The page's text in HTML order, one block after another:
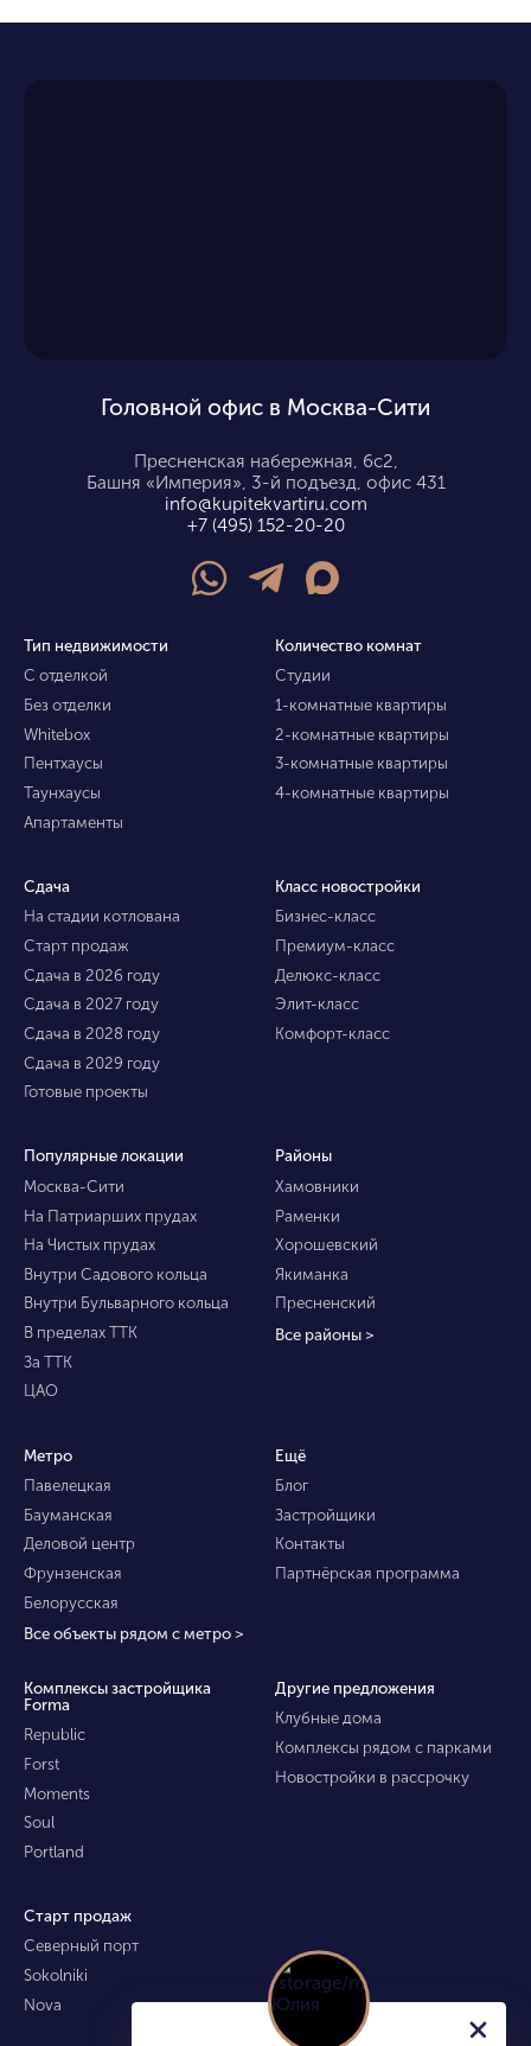
Головной офис в Москва-Сити
Пресненская набережная, 6с2,
Башня «Империя», 3-й подъезд, офис 431
info@kupitekvartiru.com
+7 (495) 152-20-20
Тип недвижимости
С отделкой
Без отделки
Whitebox
Пентхаусы
Таунхаусы
Апартаменты
Количество комнат
Студии
1-комнатные квартиры
2-комнатные квартиры
3-комнатные квартиры
4-комнатные квартиры
Сдача
На стадии котлована
Старт продаж
Сдача в 2026 году
Сдача в 2027 году
Сдача в 2028 году
Сдача в 2029 году
Готовые проекты
Класс новостройки
Бизнес-класс
Премиум-класс
Делюкс-класс
Элит-класс
Комфорт-класс
Популярные локации
Москва-Сити
На Патриарших прудах
На Чистых прудах
Внутри Садового кольца
Внутри Бульварного кольца
В пределах ТТК
За ТТК
ЦАО
Районы
Хамовники
Раменки
Хорошевский
Якиманка
Пресненский
Все районы >
Метро
Павелецкая
Бауманская
Деловой центр
Фрунзенская
Белорусская
Все объекты рядом с метро >
Ещё
Блог
Застройщики
Контакты
Партнёрская программа
Комплексы застройщика
Forma
Republic
Forst
Moments
Soul
Portland
Другие предложения
Клубные дома
Комплексы рядом с парками
Новостройки в рассрочку
Старт продаж
Северный порт
Sokolniki
Nova